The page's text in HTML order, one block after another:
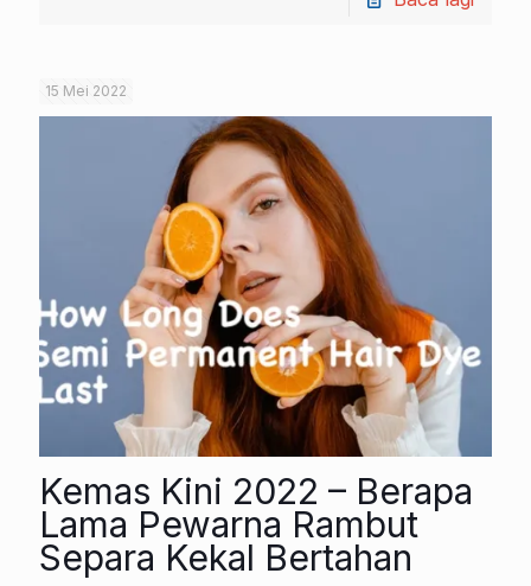
15 Mei 2022
Kemas Kini 2022 – Berapa
Lama Pewarna Rambut
Separa Kekal Bertahan